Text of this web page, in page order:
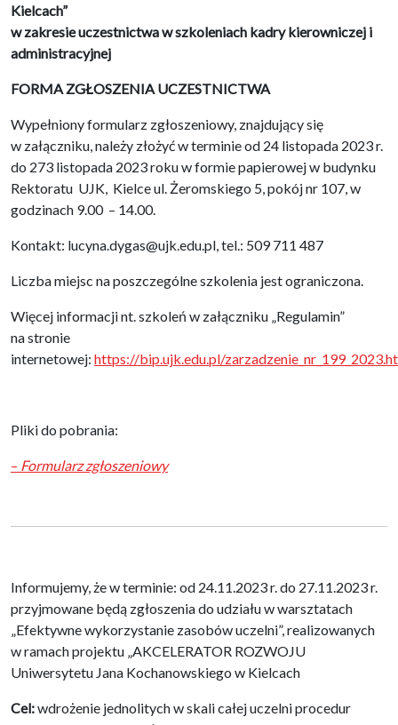
Kielcach”
w zakresie uczestnictwa w szkoleniach kadry kierowniczej i
administracyjnej
FORMA ZGŁOSZENIA UCZESTNICTWA
Wypełniony formularz zgłoszeniowy, znajdujący się
w załączniku, należy złożyć w terminie od 24 listopada 2023 r.
do 273 listopada 2023 roku w formie papierowej w budynku
Rektoratu UJK, Kielce ul. Żeromskiego 5, pokój nr 107, w
godzinach 9.00 – 14.00.
Kontakt: lucyna.dygas@ujk.edu.pl, tel.: 509 711 487
Liczba miejsc na poszczególne szkolenia jest ograniczona.
Więcej informacji nt. szkoleń w załączniku „Regulamin”
na stronie
internetowej: https://bip.ujk.edu.pl/
Pliki do pobrania:
– Formularz zgłoszeniowy
Informujemy, że w terminie: od 24.11.2023 r. do 27.11.2023 r.
przyjmowane będą zgłoszenia do udziału w warsztatach
„Efektywne wykorzystanie zasobów uczelni”, realizowanych
w ramach projektu „AKCELERATOR ROZWOJU
Uniwersytetu Jana Kochanowskiego w Kielcach
Cel:wdrożenie jednolitych w skali całej uczelni procedur